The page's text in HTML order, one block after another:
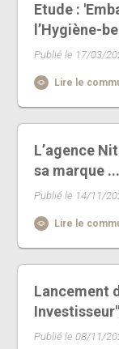
Etude :
l’Hygiène-
Publié le 17/03/
Lire le
L’agence
sa marque ...
Publié le 14/11/
Lire le
Lancement
Publié le 08/11/